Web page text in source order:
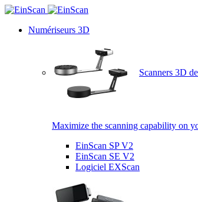
Numériseurs 3D
Scanners 3D
Maximize the scanning capability on
EinScan SP V2
EinScan SE V2
Logiciel EXScan